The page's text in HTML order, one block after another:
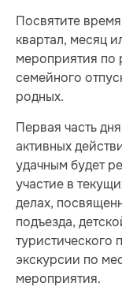
Посвятите
квартал, месяц
мероприятия по
семейного
родных.
Первая часть
активных
удачным будет
участие в
делах,
подъезда,
туристического
экскурсии по
мероприятия.